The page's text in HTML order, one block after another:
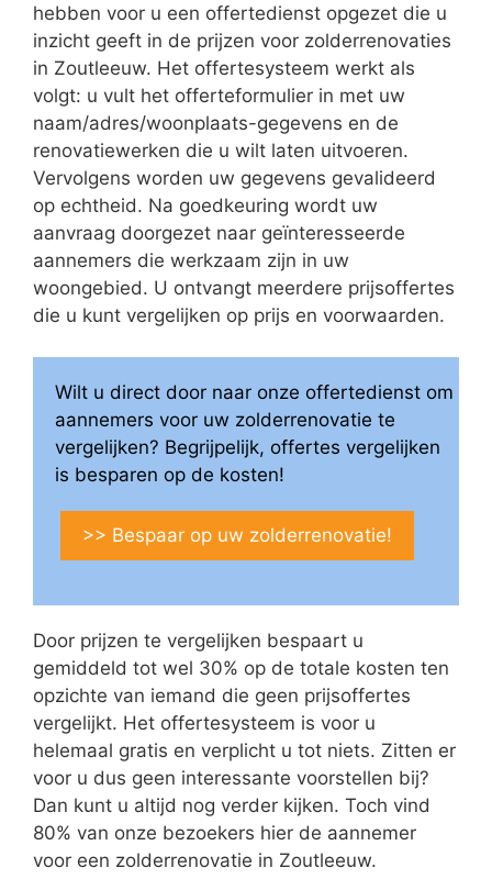
hebben voor u een offertedienst opgezet die u
inzicht geeft in de prijzen voor zolderrenovaties
in Zoutleeuw. Het offertesysteem werkt als
volgt: u vult het offerteformulier in met uw
naam/adres/woonplaats-gegevens en de
renovatiewerken die u wilt laten uitvoeren.
Vervolgens worden uw gegevens gevalideerd
op echtheid. Na goedkeuring wordt uw
aanvraag doorgezet naar geïnteresseerde
aannemers die werkzaam zijn in uw
woongebied. U ontvangt meerdere prijsoffertes
die u kunt vergelijken op prijs en voorwaarden.
Wilt u direct door naar onze offertedienst om
aannemers voor uw zolderrenovatie te
vergelijken? Begrijpelijk, offertes vergelijken
is besparen op de kosten!
>> Bespaar op uw zolderrenovatie!
Door prijzen te vergelijken bespaart u
gemiddeld tot wel 30% op de totale kosten ten
opzichte van iemand die geen prijsoffertes
vergelijkt. Het offertesysteem is voor u
helemaal gratis en verplicht u tot niets. Zitten er
voor u dus geen interessante voorstellen bij?
Dan kunt u altijd nog verder kijken. Toch vind
80% van onze bezoekers hier de aannemer
voor een zolderrenovatie in Zoutleeuw.